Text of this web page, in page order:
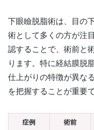
下眼瞼脱脂術は、目の
術として多くの方が注
認することで、術前と
ります。特に経結膜脱
仕上がりの特徴が異な
を把握することが重要で
症例 術前